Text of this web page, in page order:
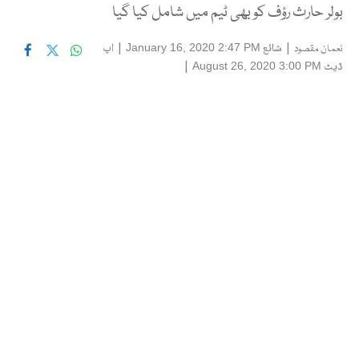
بولر حارث رؤف کو بھی ٹیم میں شامل کیا گیا
نعمان مقصود | شائع January 16, 2020 2:47 PM
| اپ
ڈیٹ August 26, 2020 3:00 PM
|